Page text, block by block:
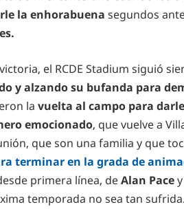
la enhorabuena segundos
el RCDE Stadium siguió
y alzando su bufanda para
la vuelta al campo para
emocionado, que vuelve a
que son una familia y que
terminar en la grada de
primera línea, deAlan Pacey
temporada no sea tan